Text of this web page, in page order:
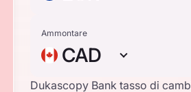
Ammontare
CAD
Dukascopy Bank tasso di